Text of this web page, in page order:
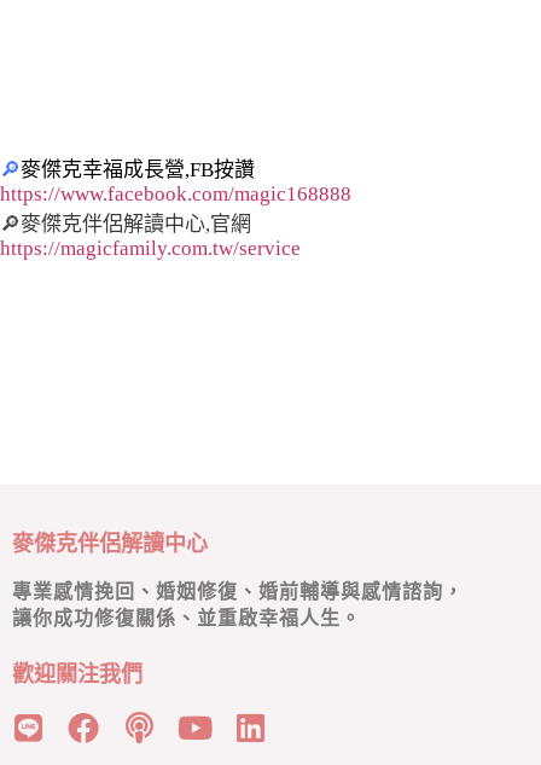
🔎麥傑克幸福成長營,FB按讚
https://www.facebook.com/magic168888
🔎麥傑克伴侶解讀中心,官網
https://magicfamily.com.tw/service
麥傑克伴侶解讀中心
專業感情挽回、婚姻修復、婚前輔導與感情諮詢，
讓你成功修復關係、並重啟幸福人生。
歡迎關注我們